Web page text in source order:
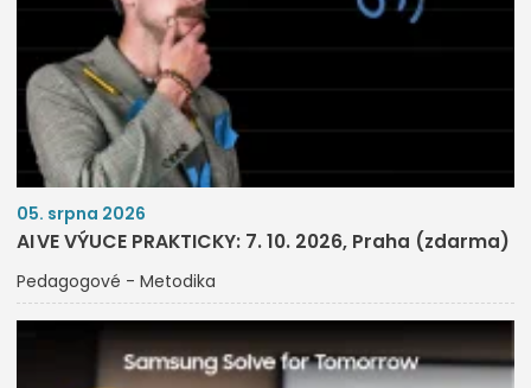
05. srpna 2026
AI VE VÝUCE PRAKTICKY: 7. 10. 2026, Praha (zdarma)
Pedagogové - Metodika